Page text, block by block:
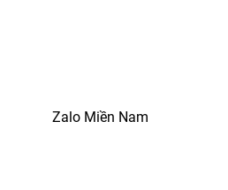
Zalo Miền Nam